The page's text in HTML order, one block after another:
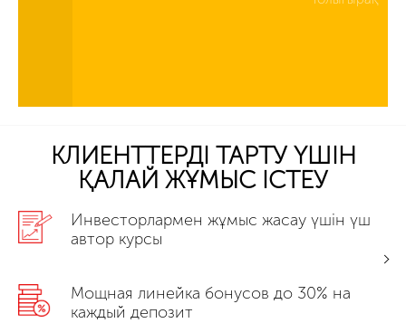
КЛИЕНТТЕРДІ ТАРТУ ҮШІН
ҚАЛАЙ ЖҰМЫС ІСТЕУ
Инвесторлармен жұмыс жасау үшін үш
автор курсы
Мощная линейка бонусов до 30% на
каждый депозит